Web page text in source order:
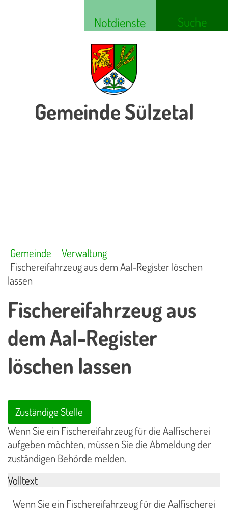
Notdienste Suche
Gemeinde Sülzetal
Gemeinde
Verwaltung
Fischereifahrzeug aus dem Aal-Register löschen
lassen
Fischereifahrzeug aus
dem Aal-Register
löschen lassen
Zuständige Stelle
Wenn Sie ein Fischereifahrzeug für die Aalfischerei
aufgeben möchten, müssen Sie die Abmeldung der
zuständigen Behörde melden.
Volltext
Wenn Sie ein Fischereifahrzeug für die Aalfischerei